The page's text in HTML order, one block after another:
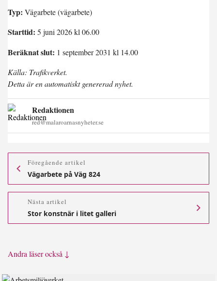
Typ: Vägarbete (vägarbete)
Starttid: 5 juni 2026 kl 06.00
Beräknat slut: 1 september 2031 kl 14.00
Källa: Trafikverket.
Detta är en automatiskt genererad nyhet.
Redaktionen
red@malaroarnasnyheter.se
Föregående artikel
Vägarbete på Väg 824
Nästa artikel
Stor konstnär i litet galleri
Andra läser också ↓